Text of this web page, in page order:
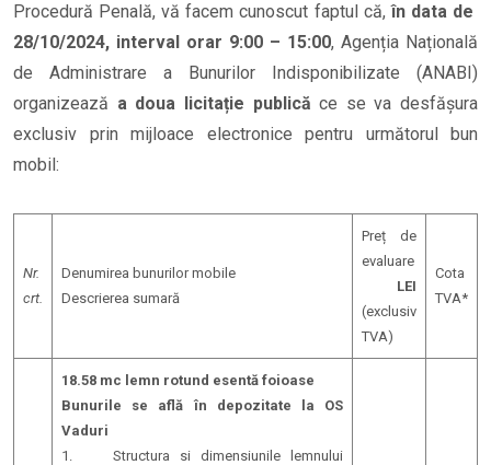
Procedură Penală, vă facem cunoscut faptul că,în data de
28/10/2024, interval orar 9:00 – 15:00, Agenția Națională
de Administrare a Bunurilor Indisponibilizate (ANABI)
organizează a doua licitație publică ce se va desfășura
exclusiv prin mijloace electronice pentru următorul bun
mobil:
Nr.
crt.
Denumirea bunurilor mobile
Descrierea sumară
Preț de
evaluare
LEI
(exclusiv
TVA)
Cota
TVA*
18.58 mc lemn rotund esentă foioase
Bunurile se află în depozitate la OS
Vaduri
1. Structura si dimensiunile lemnului